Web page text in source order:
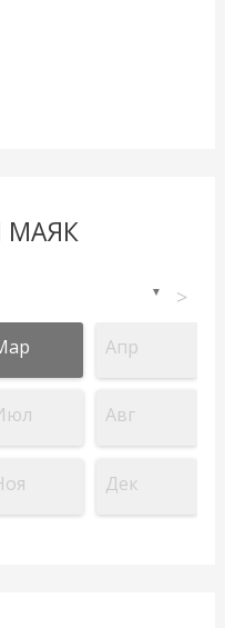
МАЯК
▼ >
Апр
Авг
Дек